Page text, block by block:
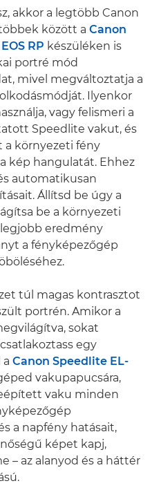
akkor a legtöbb Canon
között a Canon
EOS RP készüléken is
portré mód
mivel megváltoztatja a
Ilyenkor
vagy felismeri a
Speedlite vakut, és
a környezeti fény
kép hangulatát. Ehhez
automatikusan
Állítsd be úgy a
be a környezeti
eredmény
a fényképezőgép
túl magas kontrasztot
portrén. Amikor a
sokat
egy
a Canon Speedlite EL-
vakupapucsára,
vaku minden
a napfény hatásait,
képet kapj,
– az alanyod és a háttér